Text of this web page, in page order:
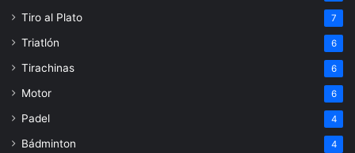
Tiro al Plato 7
Triatlón 6
Tirachinas 6
Motor 6
Padel 4
Bádminton 4